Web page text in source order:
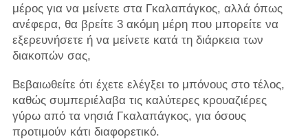
μέρος για να μείνετε στα Γκαλαπάγκος, αλλά όπως
ανέφερα, θα βρείτε 3 ακόμη μέρη που μπορείτε να
εξερευνήσετε ή να μείνετε κατά τη διάρκεια των
διακοπών σας,
Βεβαιωθείτε ότι έχετε ελέγξει το μπόνους στο τέλος,
καθώς συμπεριέλαβα τις καλύτερες κρουαζιέρες
γύρω από τα νησιά Γκαλαπάγκος, για όσους
προτιμούν κάτι διαφορετικό.